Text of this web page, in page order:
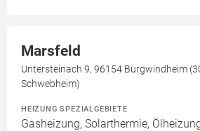
Marsfeld
Untersteinach 9, 96154 Burgwindheim
Schwebheim)
HEIZUNG SPEZIALGEBIETE
Gasheizung, Solarthermie,